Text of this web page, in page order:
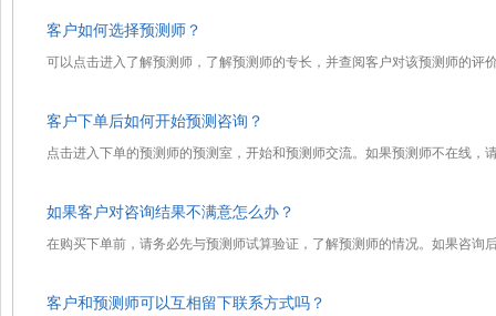
客户如何选择预测师？
可以点击进入了解预测师，了解预测师的专长，并查阅客户对该预测师的
客户下单后如何开始预测咨询？
点击进入下单的预测师的预测室，开始和预测师交流。如果预测师不在线
如果客户对咨询结果不满意怎么办？
在购买下单前，请务必先与预测师试算验证，了解预测师的情况。如果咨
客户和预测师可以互相留下联系方式吗？